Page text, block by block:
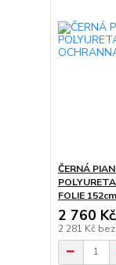
ČERNÁ
FOLIE
2 760 Kč
2 281 Kč